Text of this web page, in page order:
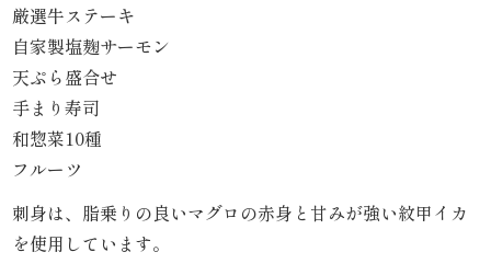
だ
わ
り
お
届
厳選牛ステーキ
自家製塩麹サーモン
天ぷら盛合せ
手まり寿司
和惣菜10種
フルーツ
刺身は、脂乗りの良いマグロの赤身と甘みが強い紋甲イカ
を使用しています。